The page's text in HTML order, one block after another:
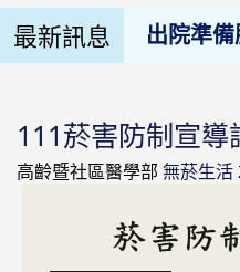
最新訊息
出院準
111菸害
提升糖
111菸害防制宣導
高齡暨社區醫學部 無菸生活